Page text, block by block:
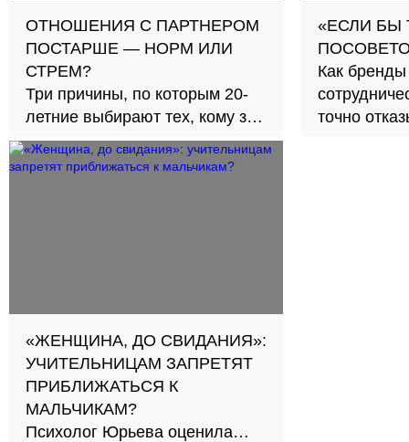
ОТНОШЕНИЯ С ПАРТНЕРОМ
ПОСТАРШЕ — НОРМ ИЛИ
СТРЕМ?
Три причины, по которым 20-
летние выбирают тех, кому за
30
«ЕСЛИ БЫ
Как
точно
«ЖЕНЩИНА, ДО СВИДАНИЯ»:
УЧИТЕЛЬНИЦАМ ЗАПРЕТЯТ
ПРИБЛИЖАТЬСЯ К
МАЛЬЧИКАМ?
Психолог Юрьева оценила